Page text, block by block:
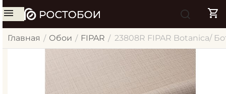
Главная / Обои / FIPAR / 23808R FIPAR Botanica/